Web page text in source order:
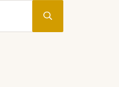
Submit search